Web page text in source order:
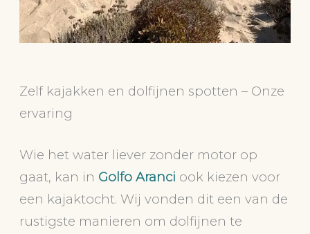
Zelf kajakken en dolfijnen spotten – Onze
ervaring
Wie het water liever zonder motor op
gaat, kan in Golfo Aranci ook kiezen voor
een kajaktocht. Wij vonden dit een van de
rustigste manieren om dolfijnen te